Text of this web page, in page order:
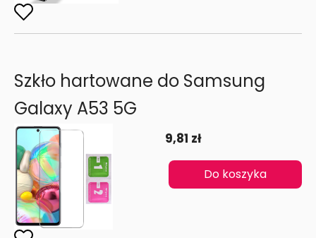
Szkło hartowane do Samsung
Galaxy A53 5G
9,81 zł
Do koszyka